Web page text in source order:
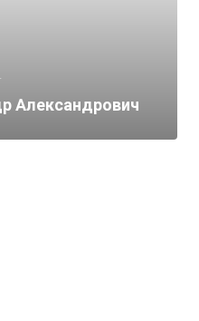
Александрович